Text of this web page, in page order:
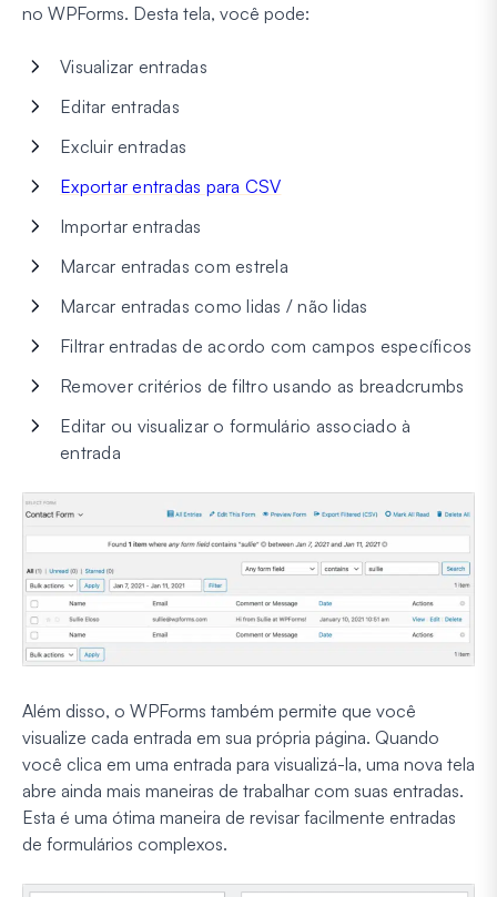
no WPForms. Desta tela, você pode:
Visualizar entradas
Editar entradas
Excluir entradas
Exportar entradas para CSV
Importar entradas
Marcar entradas com estrela
Marcar entradas como lidas / não lidas
Filtrar entradas de acordo com campos específicos
Remover critérios de filtro usando as breadcrumbs
Editar ou visualizar o formulário associado à
entrada
Além disso, o WPForms também permite que você
visualize cada entrada em sua própria página. Quando
você clica em uma entrada para visualizá-la, uma nova tela
abre ainda mais maneiras de trabalhar com suas entradas.
Esta é uma ótima maneira de revisar facilmente entradas
de formulários complexos.